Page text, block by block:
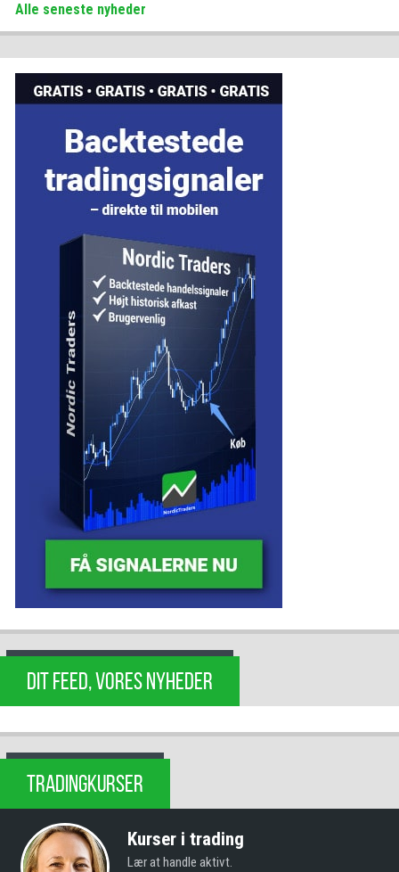
Alle seneste nyheder
DIT FEED, VORES NYHEDER
TRADINGKURSER
Kurser i trading
Lær at handle aktivt.